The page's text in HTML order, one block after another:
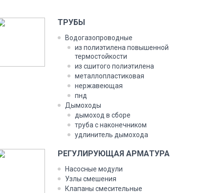
ТРУ­БЫ
Во­дога­зоп­ро­вод­ные
из по­ли­эти­лена по­вышен­ной
тер­мостой­кос­ти
из сши­того по­ли­эти­лена
ме­тал­лоплас­ти­ковая
нер­жа­ве­ющая
пнд
Ды­мохо­ды
ды­моход в сбо­ре
тру­ба с на­конеч­ни­ком
уд­ли­нитель ды­мохо­да
РЕ­ГУЛИ­РУ­ЮЩАЯ АР­МА­ТУРА
На­сос­ные мо­дули
Уз­лы сме­шения
Кла­паны сме­ситель­ные